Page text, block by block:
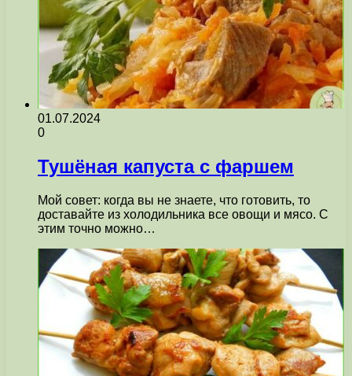
01.07.2024
0
Тушёная капуста с фаршем
Мой совет: когда вы не знаете, что готовить, то
доставайте из холодильника все овощи и мясо. С
этим точно можно…